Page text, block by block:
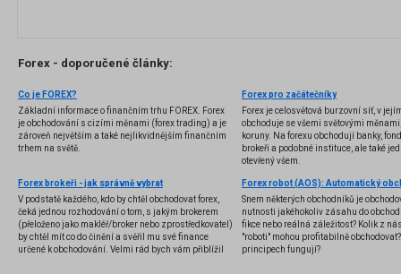
Forex - doporučené články:
Co je FOREX?
Základní informace o finančním trhu FOREX. Forex
je obchodování s cizími měnami (forex trading) a je
zároveň největším a také nejlikvidnějším finančním
trhem na světě.
Forex pro začátečníky
Forex je celosvětová burzovní síť, v
obchoduje se všemi světovými
koruny. Na forexu obchodují banky,
brokeři a podobné instituce, ale také
otevřený všem.
Forex brokeři - jak správně vybrat
V podstatě každého, kdo by chtěl obchodovat forex,
čeká jednou rozhodování o tom, s jakým brokerem
(přeloženo jako makléř/broker nebo zprostředkovatel)
by chtěl mít co do činění a svěřil mu své finance
určené k obchodování. Velmi rád bych vám přiblížil
Snem některých obchodníků je
nutnosti jakéhokoliv zásahu do
fikce nebo reálná záležitost? Kolik z
"roboti" mohou profitabilně
principech fungují?